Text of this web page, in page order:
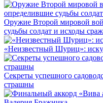
Оружие Второй мировой
судьбы солдат и исходы
«Неизвестный Шуриц»:
Секреты успешного
страшны